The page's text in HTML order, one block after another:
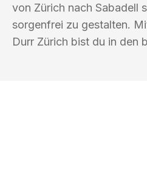
von Zürich nach Sabadell
sorgenfrei zu gestalten.
Durr Zürich bist du in den